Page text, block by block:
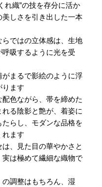
れ織”の技を存分に活か
美しさを引き出した一本
らではの立体感は、生地
呼吸するように光を受
がまるで影絵のように浮
ます。
配色ながら、帯を締めた
れる陰影と艶が、着姿に
たらし、モダンな品格を
ます。
は、見た目の華やかさと
実は極めて繊細な織物で
の調整はもちろん、湿